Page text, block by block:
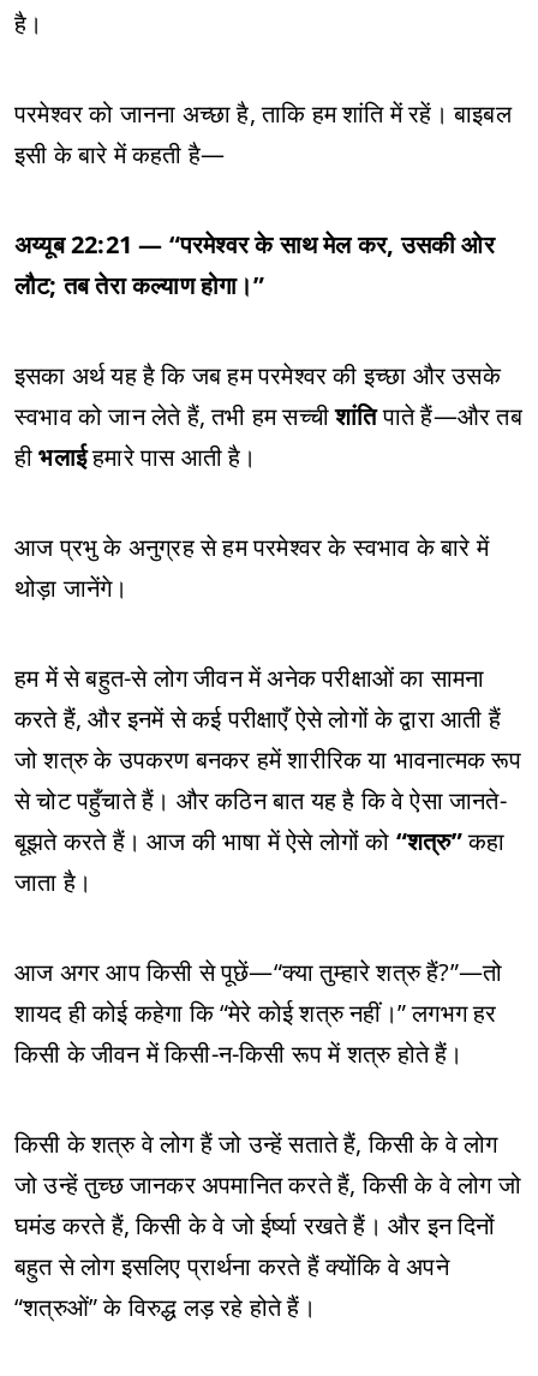
है।
परमेश्वर को जानना अच्छा है, ताकि हम शांति में रहें। बाइबल
इसी के बारे में कहती है—
अय्यूब 22:21 — “परमेश्वर के साथ मेल कर, उसकी ओर
लौट; तब तेरा कल्याण होगा।”
इसका अर्थ यह है कि जब हम परमेश्वर की इच्छा और उसके
स्वभाव को जान लेते हैं, तभी हम सच्चीशांतिपाते हैं—और तब
हीभलाईहमारे पास आती है।
आज प्रभु के अनुग्रह से हम परमेश्वर के स्वभाव के बारे में
थोड़ा जानेंगे।
हम में से बहुत-से लोग जीवन में अनेक परीक्षाओं का सामना
करते हैं, और इनमें से कई परीक्षाएँ ऐसे लोगों के द्वारा आती हैं
जो शत्रु के उपकरण बनकर हमें शारीरिक या भावनात्मक रूप
से चोट पहुँचाते हैं। और कठिन बात यह है कि वे ऐसा जानते-
बूझते करते हैं। आज की भाषा में ऐसे लोगों को “शत्रु”कहा
जाता है।
आज अगर आप किसी से पूछें—“क्या तुम्हारे शत्रु हैं?”—तो
शायद ही कोई कहेगा कि “मेरे कोई शत्रु नहीं।” लगभग हर
किसी के जीवन में किसी-न-किसी रूप में शत्रु होते हैं।
किसी के शत्रु वे लोग हैं जो उन्हें सताते हैं, किसी के वे लोग
जो उन्हें तुच्छ जानकर अपमानित करते हैं, किसी के वे लोग जो
घमंड करते हैं, किसी के वे जो ईर्ष्या रखते हैं। और इन दिनों
बहुत से लोग इसलिए प्रार्थना करते हैं क्योंकि वे अपने
“शत्रुओं” के विरुद्ध लड़ रहे होते हैं।